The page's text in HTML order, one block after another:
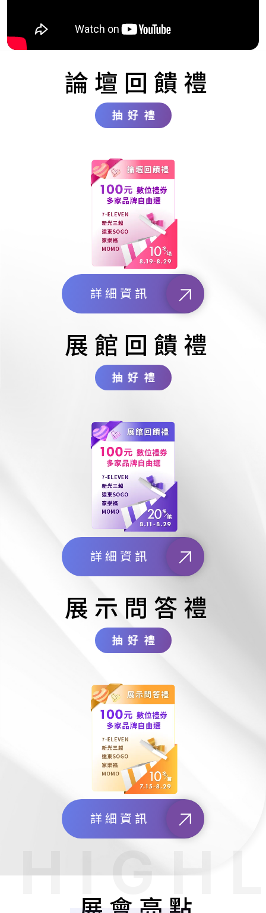
論壇回饋禮
抽好禮
詳細資訊
展館回饋禮
抽好禮
詳細資訊
展示問答禮
抽好禮
詳細資訊